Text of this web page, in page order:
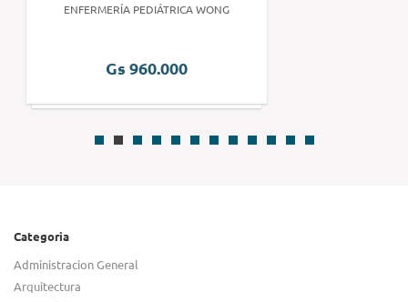
ENFERMERÍA PEDIÁTRICA WONG
Gs 960.000
Categoria
Administracion General
Arquitectura